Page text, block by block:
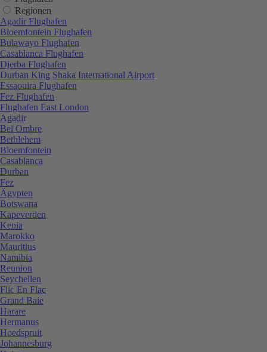
Regionen
Agadir Flughafen
Bloemfontein Flughafen
Bulawayo Flughafen
Casablanca Flughafen
Djerba Flughafen
Durban King Shaka International Airport
Essaouira Flughafen
Fez Flughafen
Flughafen East London
Agadir
Bel Ombre
Bethlehem
Bloemfontein
Casablanca
Durban
Fez
Ägypten
Botswana
Kapeverden
Kenia
Marokko
Mauritius
Namibia
Reunion
Seychellen
Flic En Flac
Grand Baie
Harare
Hermanus
Hoedspruit
Johannesburg